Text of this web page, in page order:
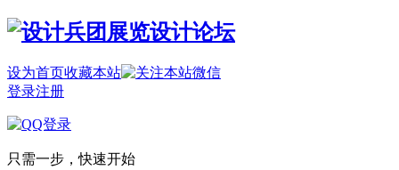
设为首页收藏本站
登录注册
只需一步，快速开始